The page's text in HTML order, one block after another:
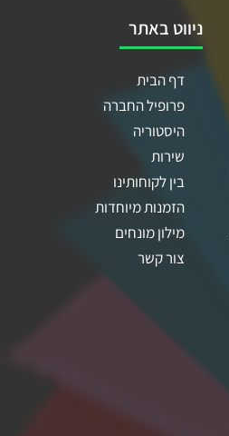
ניווט באתר
דף הבית
פרופיל החברה
היסטוריה
שירות
בין לקוחותינו
הזמנות מיוחדות
מילון מונחים
צור קשר